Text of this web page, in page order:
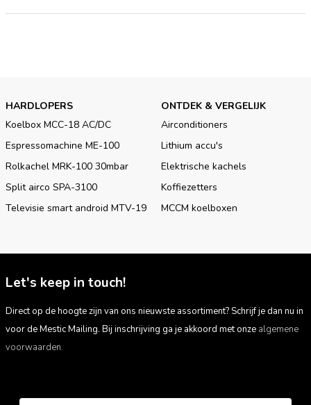
HARDLOPERS
Koelbox MCC-18 AC/DC
Espressomachine ME-100
Rolkachel MRK-100 30mbar
Split airco SPA-3100
Televisie smart android MTV-19
ONTDEK & VERGELIJK
Airconditioners
Lithium accu's
Elektrische kachels
Koffiezetters
MCCM koelboxen
Let's keep in touch!
Direct op de hoogte zijn van ons nieuwste assortiment? Schrijf je dan nu in
voor de Mestic Mailing. Bij inschrijving ga je akkoord met onze algemene
voorwaarden.